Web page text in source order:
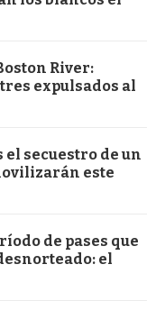
River:
expulsados al
el secuestro de un
este
de pases que
el